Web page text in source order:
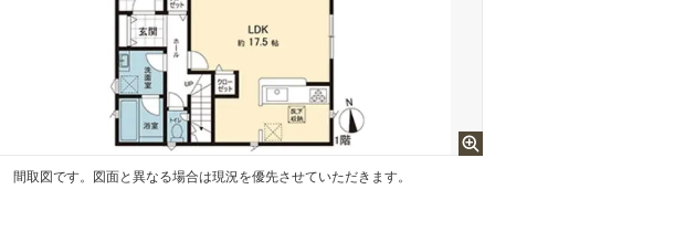
間取図です。図面と異なる場合は現況を優先させていただきます。